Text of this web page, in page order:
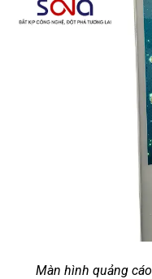
Màn hình quảng